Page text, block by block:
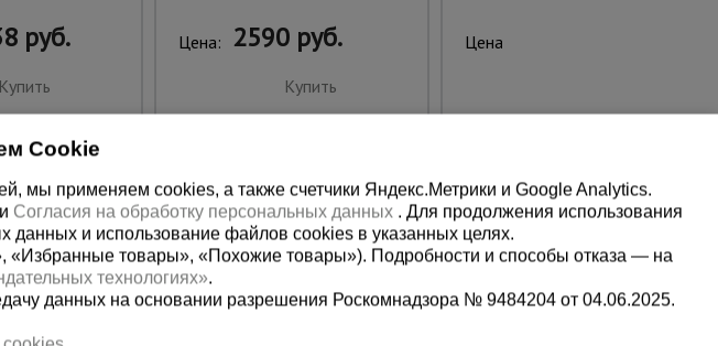
руб.
Купить
Цена: 2590 руб.
Купить
Цена:
Cookie
мы применяем cookies, а также счетчики Яндекс.Метрики и Google Analytics.
и Согласия на обработку персональных данных . Для продолжения использования
данных и использование файлов cookies в указанных целях.
«Избранные товары», «Похожие товары»). Подробности и способы отказа — на
технологиях».
данных на основании разрешения Роскомнадзора № 9484204 от 04.06.2025.